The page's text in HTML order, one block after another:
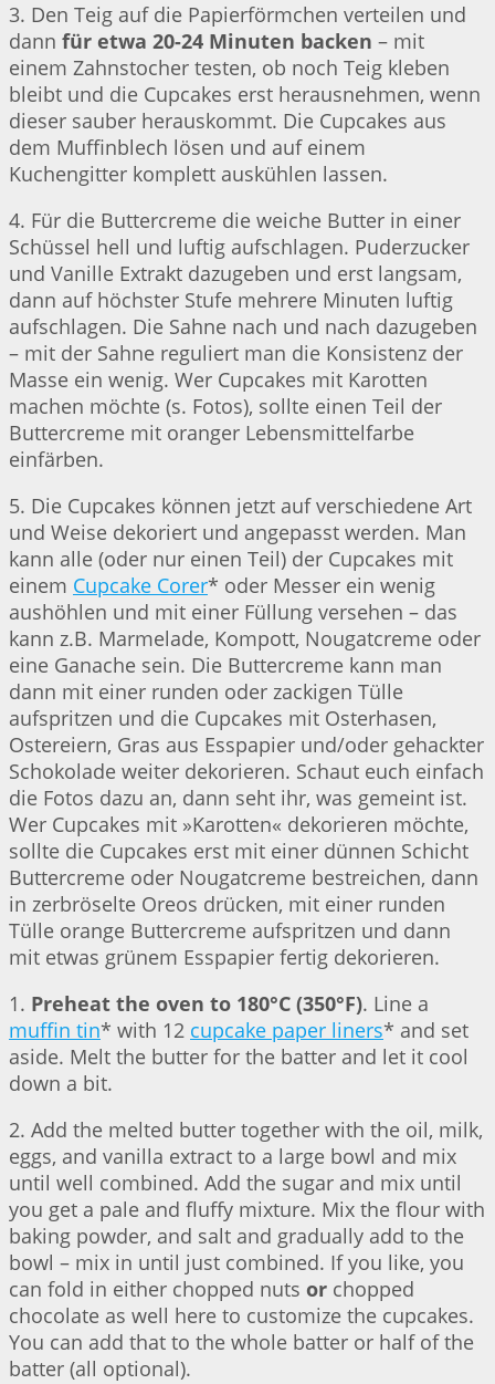
3. Den Teig auf die Papierförmchen verteilen und
dann für etwa 20-24 Minuten backen – mit
einem Zahnstocher testen, ob noch Teig kleben
bleibt und die Cupcakes erst herausnehmen, wenn
dieser sauber herauskommt. Die Cupcakes aus
dem Muffinblech lösen und auf einem
Kuchengitter komplett auskühlen lassen.
4. Für die Buttercreme die weiche Butter in einer
Schüssel hell und luftig aufschlagen. Puderzucker
und Vanille Extrakt dazugeben und erst langsam,
dann auf höchster Stufe mehrere Minuten luftig
aufschlagen. Die Sahne nach und nach dazugeben
– mit der Sahne reguliert man die Konsistenz der
Masse ein wenig. Wer Cupcakes mit Karotten
machen möchte (s. Fotos), sollte einen Teil der
Buttercreme mit oranger Lebensmittelfarbe
einfärben.
5. Die Cupcakes können jetzt auf verschiedene Art
und Weise dekoriert und angepasst werden. Man
kann alle (oder nur einen Teil) der Cupcakes mit
einem Cupcake Corer* oder Messer ein wenig
aushöhlen und mit einer Füllung versehen – das
kann z.B. Marmelade, Kompott, Nougatcreme oder
eine Ganache sein. Die Buttercreme kann man
dann mit einer runden oder zackigen Tülle
aufspritzen und die Cupcakes mit Osterhasen,
Ostereiern, Gras aus Esspapier und/oder gehackter
Schokolade weiter dekorieren. Schaut euch einfach
die Fotos dazu an, dann seht ihr, was gemeint ist.
Wer Cupcakes mit »Karotten« dekorieren möchte,
sollte die Cupcakes erst mit einer dünnen Schicht
Buttercreme oder Nougatcreme bestreichen, dann
in zerbröselte Oreos drücken, mit einer runden
Tülle orange Buttercreme aufspritzen und dann
mit etwas grünem Esspapier fertig dekorieren.
1. Preheat the oven to 180°C (350°F). Line a
muffin tin* with 12 cupcake paper liners* and set
aside. Melt the butter for the batter and let it cool
down a bit.
2. Add the melted butter together with the oil, milk,
eggs, and vanilla extract to a large bowl and mix
until well combined. Add the sugar and mix until
you get a pale and fluffy mixture. Mix the flour with
baking powder, and salt and gradually add to the
bowl – mix in until just combined. If you like, you
can fold in either chopped nuts or chopped
chocolate as well here to customize the cupcakes.
You can add that to the whole batter or half of the
batter (all optional).